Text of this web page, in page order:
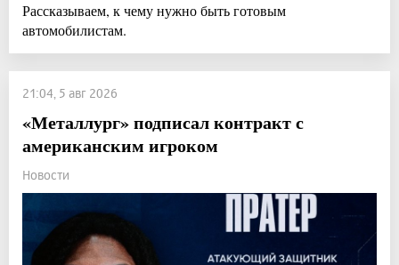
Рассказываем, к чему нужно быть готовым
автомобилистам.
21:04, 5 авг 2026
«Металлург» подписал контракт с
американским игроком
Новости